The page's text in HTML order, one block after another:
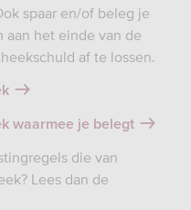
spaar en/of beleg je
aan het einde van de
af te lossen.
waarmee je belegt
die van
Lees dan de